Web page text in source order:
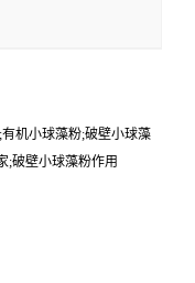
机小球藻粉;破壁小球藻
;破壁小球藻粉作用